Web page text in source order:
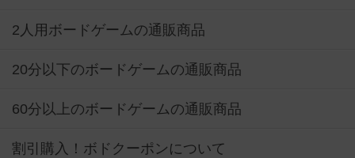
2人用ボードゲームの通販商品
20分以下のボードゲームの通販商品
60分以上のボードゲームの通販商品
割引購入！ボドクーポンについて